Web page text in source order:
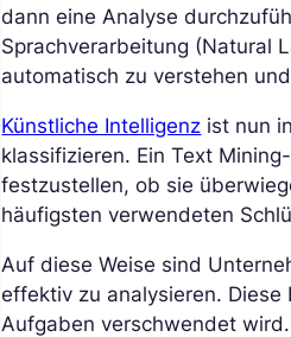
dann eine Analyse
Sprachverarbeitung (Natural
automatisch zu verstehen
Künstliche Intelligenz ist nun
klassifizieren. Ein Text
festzustellen, ob sie
häufigsten verwendeten
Auf diese Weise sind
effektiv zu analysieren.
Aufgaben verschwendet wird.